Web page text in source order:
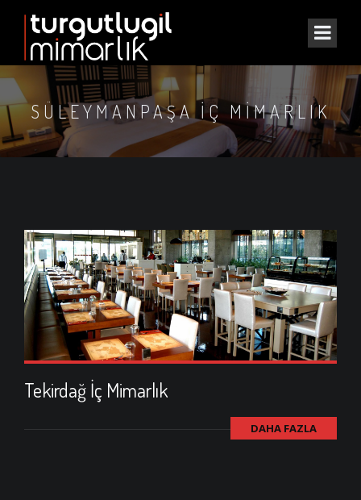
SÜLEYMANPAŞA IÇ MIMARLIK
Tekirdağ İç Mimarlık
DAHA FAZLA